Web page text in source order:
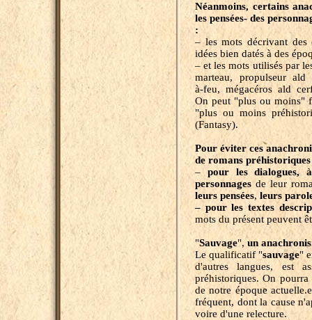
Néanmoins, certains
les pensées- des
:
– les mots décrivant des
idées bien datés à des
– et les mots utilisés par
marteau, propulseur ald
à-feu, mégacéros ald
On peut "plus ou moins"
"plus ou moins
(Fantasy).
Pour éviter ces
de romans préhistoriques
– pour les dialogues,
personnages de leur
leurs pensées,leurs
– pour les textes
mots du présent peuvent
"Sauvage", un
Le qualificatif "sauvage"
d'autres langues, est
préhistoriques. On
de notre époque
fréquent, dont la cause
voire d'une relecture.